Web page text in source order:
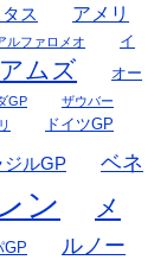
ス
アメリ
ルファロメオ
イ
ムズ
オー
GP ザウバー
ドイツGP
ジルGP
ベネ
ン
メ
GP ルノー